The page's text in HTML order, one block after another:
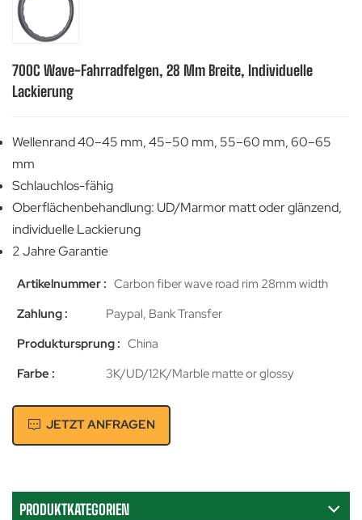
700C Wave-Fahrradfelgen, 28 Mm Breite, Individuelle
Lackierung
Wellenrand 40–45 mm, 45–50 mm, 55–60 mm, 60–65
mm
Schlauchlos-fähig
Oberflächenbehandlung: UD/Marmor matt oder glänzend,
individuelle Lackierung
2 Jahre Garantie
Artikelnummer : Carbon fiber wave road rim 28mm width
Zahlung :
Paypal, Bank Transfer
Produktursprung : China
Farbe :
3K/UD/12K/Marble matte or glossy
JETZT ANFRAGEN
PRODUKTKATEGORIEN